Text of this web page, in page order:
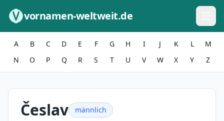
vornamen-weltweit.de
A B C D E F G H I J K L
M
N
O P Q R S T U V W X Y Z
Česlav männlich